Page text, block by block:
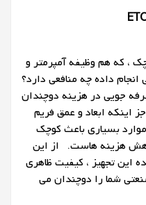
، که هم وظیفه آمپرمتر و
داده چه منافعی دارد؟
جویی در هزینه دوچندان
ابعاد و عمق فریم
موارد بسیاری باعث کوچک
هزینه هاست. از این
این تجهیز ، کیفیت ظاهری
شما را دوچندان می